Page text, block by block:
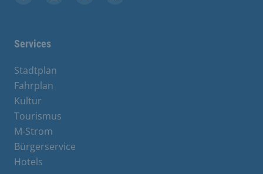
Services
Stadtplan
Fahrplan
Kultur
Tourismus
M-Strom
Bürgerservice
Hotels